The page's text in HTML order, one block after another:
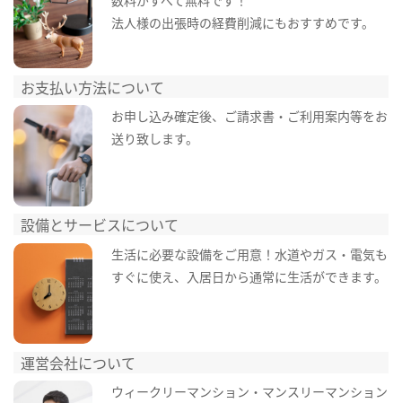
法人様の出張時の経費削減にもおすすめです。
お支払い方法について
お申し込み確定後、ご請求書・ご利用案内等をお
送り致します。
設備とサービスについて
生活に必要な設備をご用意！水道やガス・電気も
すぐに使え、入居日から通常に生活ができます。
運営会社について
ウィークリーマンション・マンスリーマンション